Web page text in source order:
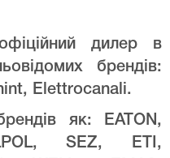
дилер в
брендів:
Elettrocanali.
як: EATON,
SEZ, ETI,